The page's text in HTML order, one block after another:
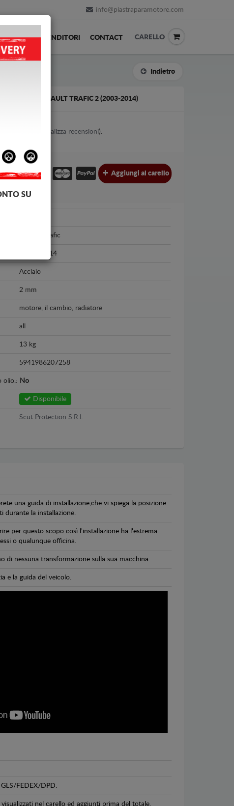
info@piastraparamotore.com
RIVENDITORI CONTACT CARELLO
Indietro
ACCIAIO RENAULT TRAFIC 2 (2003-2014)
Visualizza recensioni).
182 €
€ Aggiungi al carello
Renault Trafic
2003 - 2014
Acciaio
2 mm
motore, il cambio, radiatore
all
13 kg
5941986207258
olio.: No
Disponibile
Scut Protection S.R.L
una guida di installazione,che vi spiega la posizione
durante la installazione.
per questo scopo così l'installazione ha l'estrema
o qualunque officina.
di nessuna transformazione sulla sua macchina.
e la guida del veicolo.
FEDEX/DPD.
nel carello ed aggiunti prima del totale.
SU